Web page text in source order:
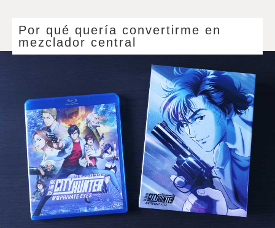
Por qué quería convertirme en
mezclador central